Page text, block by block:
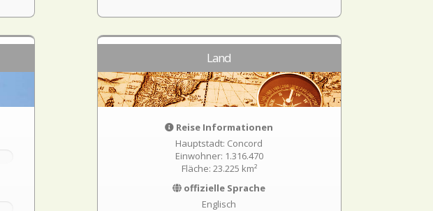
Land
Reise Informationen
Hauptstadt: Concord
Einwohner: 1.316.470
Fläche: 23.225 km²
offizielle Sprache
Englisch